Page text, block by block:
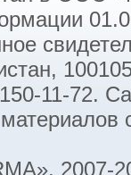
11-72.
2007-